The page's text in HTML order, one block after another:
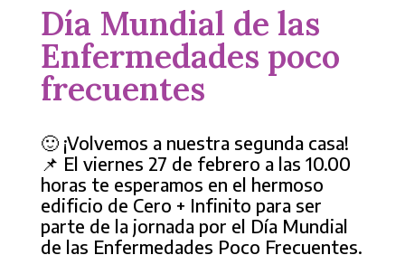
Día Mundial de las
Enfermedades poco
frecuentes
🙂 ¡Volvemos a nuestra segunda casa!
📌 El viernes 27 de febrero a las 10.00
horas te esperamos en el hermoso
edificio de Cero + Infinito para ser
parte de la jornada por el Día Mundial
de las Enfermedades Poco Frecuentes.